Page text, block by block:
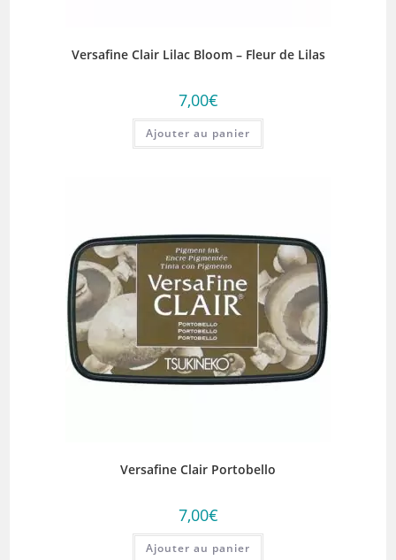
Versafine Clair Lilac Bloom – Fleur de Lilas
7,00€
Ajouter au panier
Versafine Clair Portobello
7,00€
Ajouter au panier